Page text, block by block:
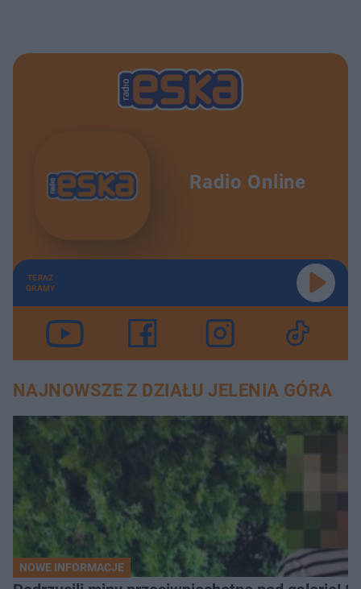
Radio Online
TERAZ
GRAMY
NAJNOWSZE Z DZIAŁU JELENIA GÓRA
NOWE INFORMACJE